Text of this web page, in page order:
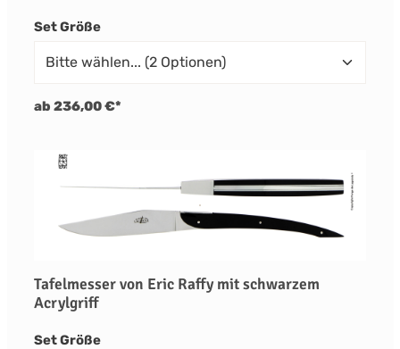
Set Größeauswählen
ab 236,00 €*
Tafelmesser von Eric Raffy mit schwarzem
Acrylgriff
Set Größeauswählen